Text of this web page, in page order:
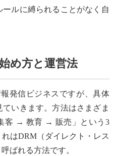
ルに縛られることがなく自
め方と運営法
発信ビジネスですが、具体
いきます。方法はさまざま
客 → 教育 → 販売」という3
はDRM（ダイレクト・レス
ばれる方法です。